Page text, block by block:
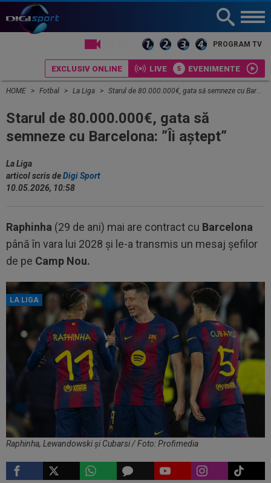
PROGRAM TV
EXCLUSIV ONLINE LIVE EVENIMENTE
HOME Fotbal La Liga Starul de 80.000.000€, gata să semneze cu Barcelona: ”Îi aștept”
Starul de 80.000.000€, gata să
semneze cu Barcelona: ”Îi aștept”
La Liga
articol scris deDigi Sport
10.05.2026, 10:58
Raphinha (29 de ani) mai are contract cu Barcelona
până în vara lui 2028 și le-a transmis un mesaj șefilor
de pe Camp Nou.
LA LIGA
Raphinha, Lewandowski și Cubarsi / Foto: Profimedia